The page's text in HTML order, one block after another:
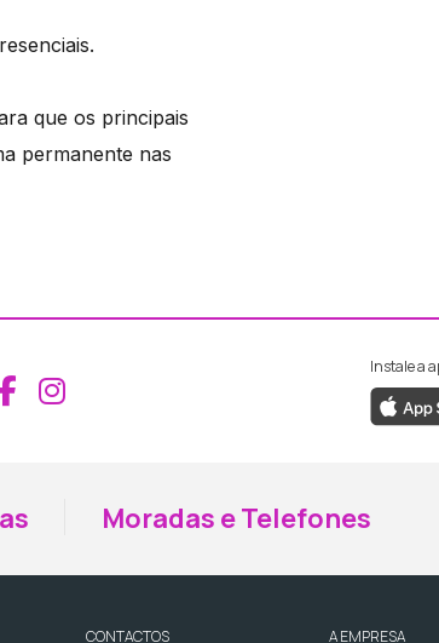
que os principais
permanente nas
Aceder ao Facebook da RTP
Aceder ao Instagram da
Instale a
Moradas e Telefones
CONTACTOS A EMPRESA